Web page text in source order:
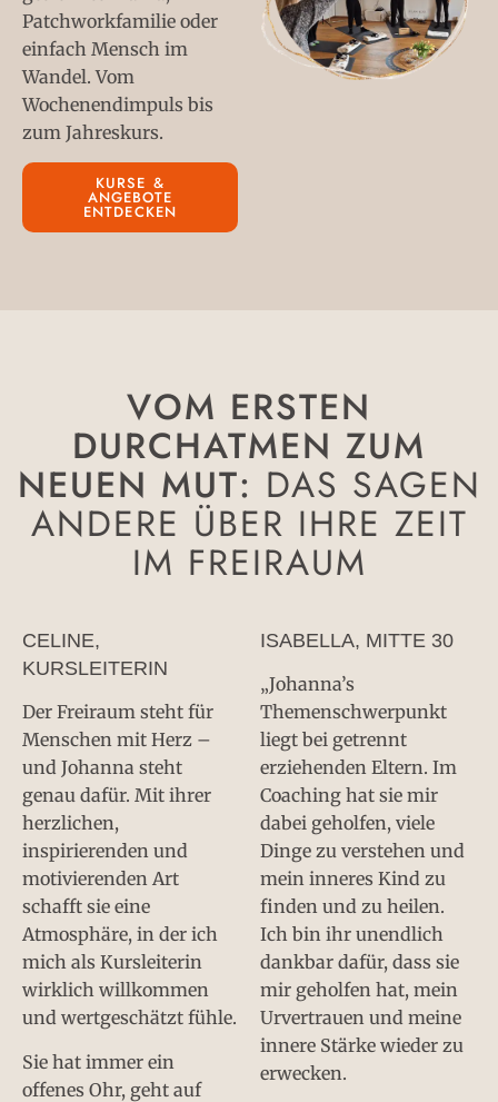
Patchworkfamilie oder
einfach Mensch im
Wandel. Vom
Wochenendimpuls bis
zum Jahreskurs.
KURSE &
ANGEBOTE
ENTDECKEN
VOM ERSTEN
DURCHATMEN ZUM
NEUEN MUT: DAS SAGEN
ANDERE ÜBER IHRE ZEIT
IM FREIRAUM
CELINE,
KURSLEITERIN
Der Freiraum steht für
Menschen mit Herz –
und Johanna steht
genau dafür. Mit ihrer
herzlichen,
inspirierenden und
motivierenden Art
schafft sie eine
Atmosphäre, in der ich
mich als Kursleiterin
wirklich willkommen
und wertgeschätzt fühle.
Sie hat immer ein
offenes Ohr, geht auf
ISABELLA, MITTE 30
„Johanna’s
Themenschwerpunkt
liegt bei getrennt
erziehenden Eltern. Im
Coaching hat sie mir
dabei geholfen, viele
Dinge zu verstehen und
mein inneres Kind zu
finden und zu heilen.
Ich bin ihr unendlich
dankbar dafür, dass sie
mir geholfen hat, mein
Urvertrauen und meine
innere Stärke wieder zu
erwecken.